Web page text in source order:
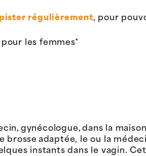
régulièrement, pour
les femmes*
gynécologue, dans la
brosse adaptée, le ou la
instants dans le vagin.